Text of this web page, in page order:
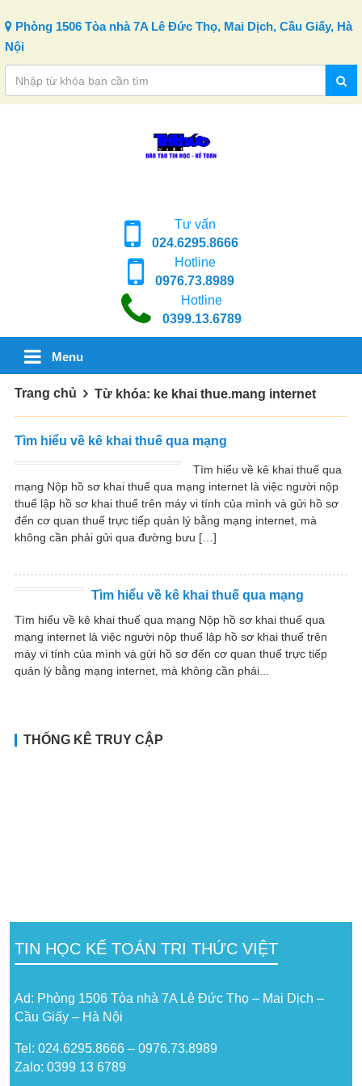
Phòng 1506 Tòa nhà 7A Lê Đức Thọ, Mai Dịch, Cầu Giấy, Hà
Nội
Tư vấn
024.6295.8666
Hotline
0976.73.8989
Hotline
0399.13.6789
Menu
Trang chủ Từ khóa: ke khai thue.mang internet
Tìm hiểu về kê khai thuế qua mạng
Tìm hiểu về kê khai thuế qua
mạng Nộp hồ sơ khai thuế qua mạng internet là việc người nộp
thuế lập hồ sơ khai thuế trên máy vi tính của mình và gửi hồ sơ
đến cơ quan thuế trực tiếp quản lý bằng mạng internet, mà
không cần phải gửi qua đường bưu […]
Tìm hiểu về kê khai thuế qua mạng
Tìm hiểu về kê khai thuế qua mạng Nộp hồ sơ khai thuế qua
mạng internet là việc người nộp thuế lập hồ sơ khai thuế trên
máy vi tính của mình và gửi hồ sơ đến cơ quan thuế trực tiếp
quản lý bằng mạng internet, mà không cần phải...
THỐNG KÊ TRUY CẬP
TIN HỌC KẾ TOÁN TRI THỨC VIỆT
Ad: Phòng 1506 Tòa nhà 7A Lê Đức Thọ – Mai Dịch –
Cầu Giấy – Hà Nội
Tel: 024.6295.8666 – 0976.73.8989
Zalo: 0399 13 6789